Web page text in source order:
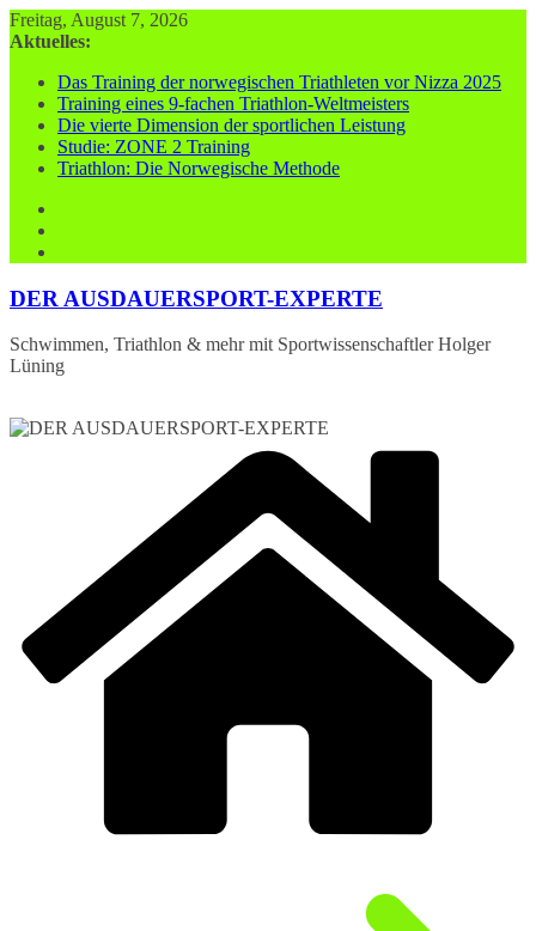
Zum
Inhalt
Freitag, August 7, 2026
Aktuelles:
Das Training der norwegischen Triathleten vor Nizza 2025
Training eines 9-fachen Triathlon-Weltmeisters
Die vierte Dimension der sportlichen Leistung
Studie: ZONE 2 Training
Triathlon: Die Norwegische Methode
DER AUSDAUERSPORT-EXPERTE
Schwimmen, Triathlon & mehr mit Sportwissenschaftler Holger
Lüning